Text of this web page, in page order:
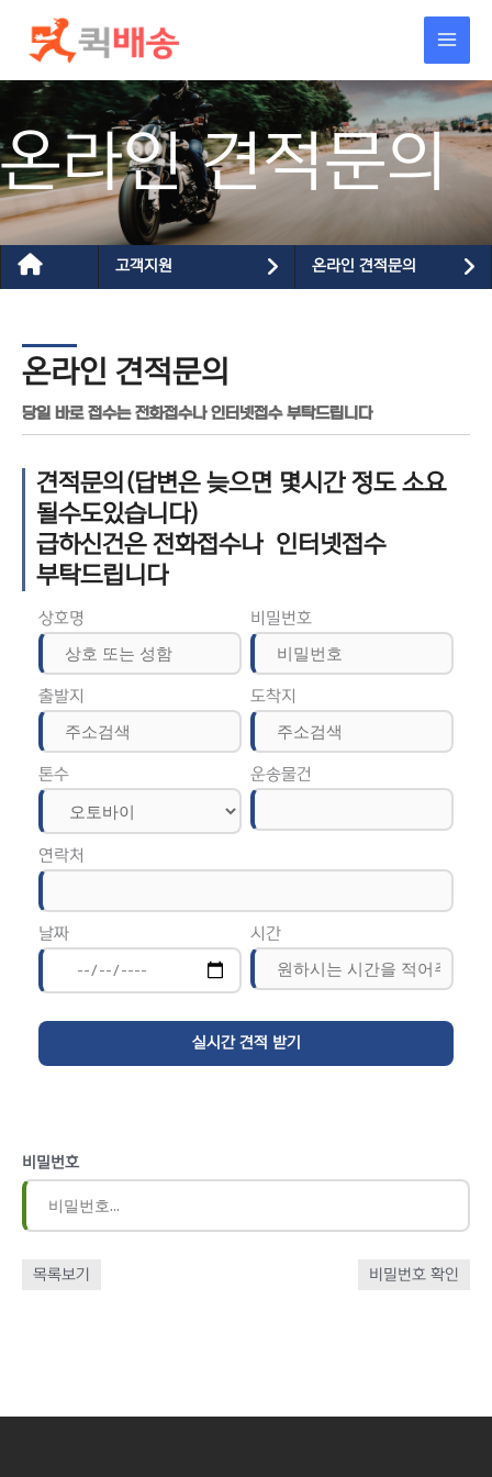
건너뛰기
온라인 견적문의
고객지원 온라인 견적문의
온라인 견적문의
당일 바로 접수는 전화접수나 인터넷접수 부탁드립니다
견적문의(답변은 늦으면 몇시간 정도 소요
될수도있습니다)
급하신건은 전화접수나 인터넷접수
부탁드립니다
상호명 비밀번호
출발지 도착지
톤수 운송물건
연락처
날짜 시간
비밀번호
목록보기 비밀번호 확인